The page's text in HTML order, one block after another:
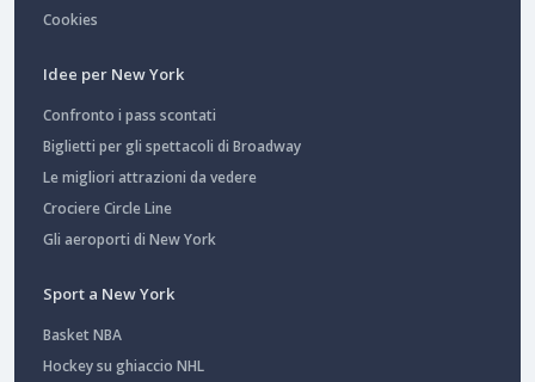
Cookies
Idee per New York
Confronto i pass scontati
Biglietti per gli spettacoli di Broadway
Le migliori attrazioni da vedere
Crociere Circle Line
Gli aeroporti di New York
Sport a New York
Basket NBA
Hockey su ghiaccio NHL